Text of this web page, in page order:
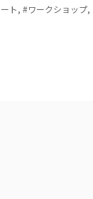
ト, #ワークショップ,